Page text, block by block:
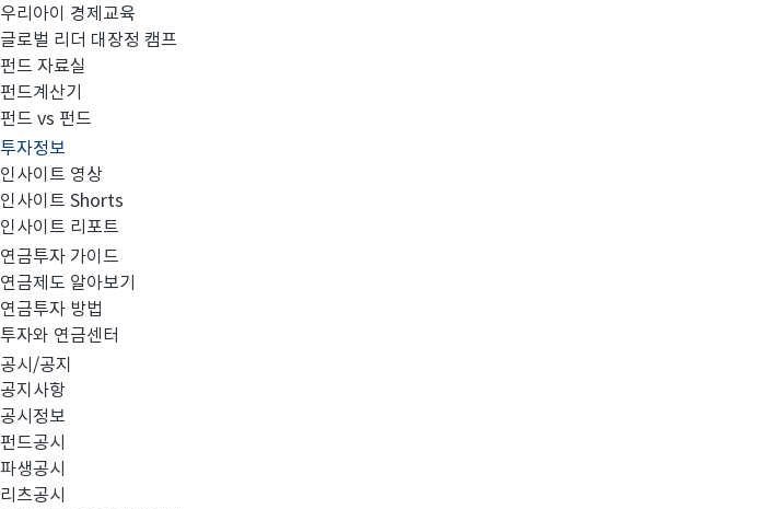
우리아이 경제교육
글로벌 리더 대장정 캠프
펀드 자료실
펀드계산기
펀드 vs 펀드
투자정보
인사이트 영상
인사이트 Shorts
인사이트 리포트
연금투자 가이드
연금제도 알아보기
연금투자 방법
투자와 연금센터
공시/공지
공지사항
공시정보
펀드공시
파생공시
리츠공시
투자정보
연금 백만장자가 되려면?